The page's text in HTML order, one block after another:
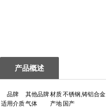
产品概述
品牌 其他品牌材质不锈钢,铸铝合金
适用介质气体 产地 国产